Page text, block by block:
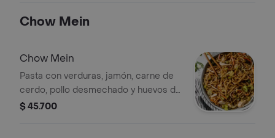
Chow Mein
Chow Mein
Pasta con verduras, jamón, carne de
cerdo, pollo desmechado y huevos de
codorniz.
$ 45.700